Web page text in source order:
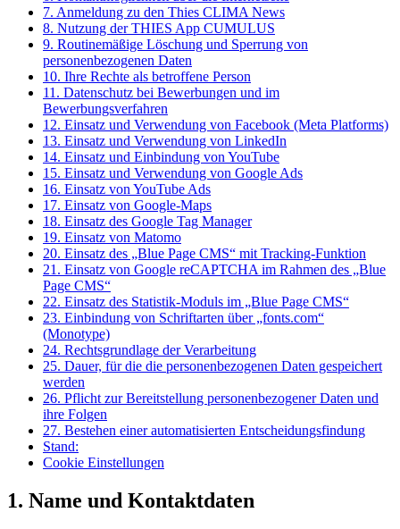
7. Anmeldung zu den Thies CLIMA News
8. Nutzung der THIES App CUMULUS
9. Routinemäßige Löschung und Sperrung von
personenbezogenen Daten
10. Ihre Rechte als betroffene Person
11. Datenschutz bei Bewerbungen und im
Bewerbungsverfahren
12. Einsatz und Verwendung von Facebook (Meta Platforms)
13. Einsatz und Verwendung von LinkedIn
14. Einsatz und Einbindung von YouTube
15. Einsatz und Verwendung von Google Ads
16. Einsatz von YouTube Ads
17. Einsatz von Google-Maps
18. Einsatz des Google Tag Manager
19. Einsatz von Matomo
20. Einsatz des „Blue Page CMS“ mit Tracking-Funktion
21. Einsatz von Google reCAPTCHA im Rahmen des „Blue
Page CMS“
22. Einsatz des Statistik-Moduls im „Blue Page CMS“
23. Einbindung von Schriftarten über „fonts.com“
(Monotype)
24. Rechtsgrundlage der Verarbeitung
25. Dauer, für die die personenbezogenen Daten gespeichert
werden
26. Pflicht zur Bereitstellung personenbezogener Daten und
ihre Folgen
27. Bestehen einer automatisierten Entscheidungsfindung
Stand:
Cookie Einstellungen
1. Name und Kontaktdaten